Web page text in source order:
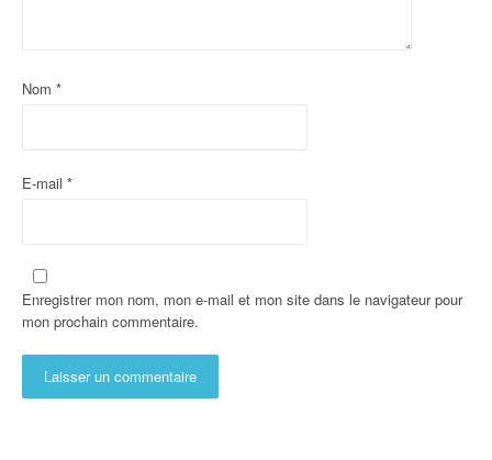
Nom *
E-mail *
Enregistrer mon nom, mon e-mail et mon site dans le navigateur pour
mon prochain commentaire.